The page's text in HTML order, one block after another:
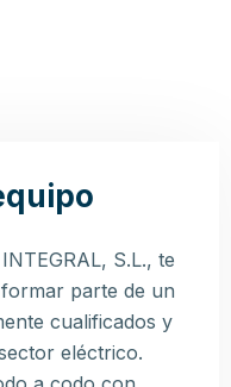
S.L., te
parte de un
cualificados y
eléctrico.